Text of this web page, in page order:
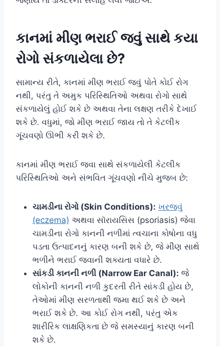
કાનમાં મીણ ભરાઈ જવું સાથે કયા
રોગો સંકળાયેલા છે?
સામાન્ય રીતે, કાનમાં મીણ ભરાઈ જવું પોતે કોઈ રોગ
નથી, પરંતુ તે અમુક પરિસ્થિતિઓ અથવા રોગો સાથે
સંકળાયેલું હોઈ શકે છે અથવા તેના લક્ષણ તરીકે દેખાઈ
શકે છે. વધુમાં, જો મીણ ભરાઈ જાય તો તે કેટલીક
ગૂંચવણો ઊભી કરી શકે છે.
કાનમાં મીણ ભરાઈ જવા સાથે સંકળાયેલી કેટલીક
પરિસ્થિતિઓ અને સંભવિત ગૂંચવણો નીચે મુજબ છે:
ચામડીના રોગો (Skin Conditions): ખરજવું
(eczema) અથવા સૉરાયસિસ (psoriasis) જેવા
ચામડીના રોગો કાનની નળીમાં ત્વચાના કોષોના વધુ
પડતા ઉત્પાદનનું કારણ બની શકે છે, જે મીણ સાથે
ભળીને ભરાઈ જવાની શક્યતા વધારે છે.
સાંકડી કાનની નળી (Narrow Ear Canal): જે
લોકોની કાનની નળી કુદરતી રીતે સાંકડી હોય છે,
તેઓમાં મીણ સરળતાથી જમા થઈ શકે છે અને
ભરાઈ શકે છે. આ કોઈ રોગ નથી, પરંતુ એક
શારીરિક લાક્ષણિકતા છે જે સમસ્યાનું કારણ બની
શકે છે.